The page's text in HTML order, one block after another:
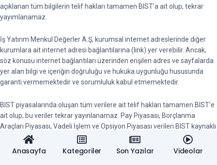
açıklanan tüm bilgilerin telif hakları tamamen BIST’a ait olup, tekrar
yayımlanamaz.
İş Yatırım Menkul Değerler A.Ş, kurumsal internet adreslerinde diğer
kurumlara ait internet adresi bağlantılarına (link) yer verebilir. Ancak,
söz konusu internet bağlantıları üzerinden erişilen adres ve sayfalarda
yer alan bilgi ve içeriğin doğruluğu ve hukuka uygunluğu hususunda
garanti vermemektedir ve sorumluluk kabul etmemektedir.
BIST piyasalarında oluşan tüm verilere ait telif hakları tamamen BIST’e
ait olup, bu veriler tekrar yayınlanamaz. Pay Piyasası, Borçlanma
Araçları Piyasası, Vadeli İşlem ve Opsiyon Piyasası verileri BIST kaynaklı
en az 15 dakika gecikmeli verilerdir.
Anasayfa Kategoriler Son Yazılar Videolar